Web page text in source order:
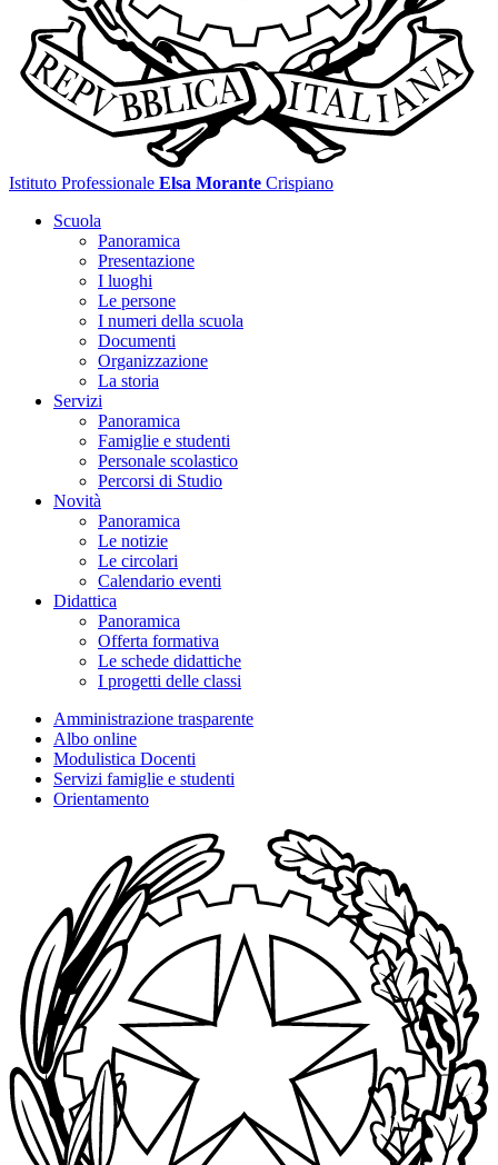
Istituto Professionale Elsa Morante Crispiano
Scuola
Panoramica
Presentazione
I luoghi
Le persone
I numeri della scuola
Documenti
Organizzazione
La storia
Servizi
Panoramica
Famiglie e studenti
Personale scolastico
Percorsi di Studio
Novità
Panoramica
Le notizie
Le circolari
Calendario eventi
Didattica
Panoramica
Offerta formativa
Le schede didattiche
I progetti delle classi
Amministrazione trasparente
Albo online
Modulistica Docenti
Servizi famiglie e studenti
Orientamento